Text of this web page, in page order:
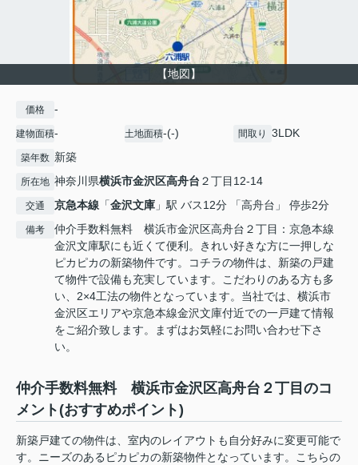
【地図】
価格 -
建物面積- 土地面積-(-) 間取り 3LDK
築年数 新築
所在地 神奈川県横浜市金沢区高舟台 ２丁目12-14
交通 京急本線 「金沢文庫 」駅 バス12分 「高舟台」 停歩2分
備考
仲介手数料無料 横浜市金沢区高舟台２丁目：京急本線
金沢文庫駅にも近くて便利。きれい好きな方に一押しな
ピカピカの新築物件です。コチラの物件は、新築の戸建
て物件で設備も充実しています。こだわりのある方も多
い、2×4工法の物件となっています。当社では、横浜市
金沢区エリアや京急本線金沢文庫付近での一戸建て情報
をご紹介致します。まずはお気軽にお問い合わせ下さ
い。
仲介手数料無料 横浜市金沢区高舟台２丁目のコ
メント(おすすめポイント)
新築戸建ての物件は、室内のレイアウトも自分好みに変更可能で
す。ニーズのあるピカピカの新築物件となっています。こちらの